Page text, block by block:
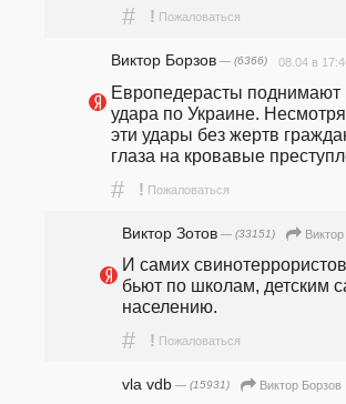
# ! Пожаловаться
Виктор Борзов — (6366) 08.04 в
Европедерасты поднимают
удара по Украине.
эти удары без жертв
глаза на кровавые
# ! Пожаловаться
Виктор Зотов — (33151)
И самих
бьют по школам, детским
населению.
# ! Пожаловаться
vla vdb — (15931) Виктор Борзов